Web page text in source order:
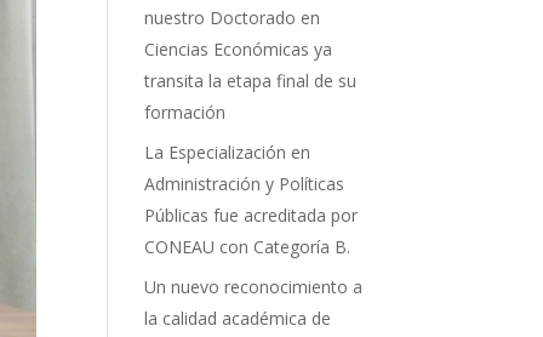
nuestro Doctorado en
Ciencias Económicas ya
transita la etapa final de su
formación
La Especialización en
Administración y Políticas
Públicas fue acreditada por
CONEAU con Categoría B.
Un nuevo reconocimiento a
la calidad académica de